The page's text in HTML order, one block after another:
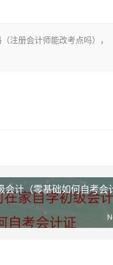
息不能更改，因而暂不
考试在哪里考都可以。
。报考注册会计师考试。
注册会计师能改考点吗），
会计（零基础如何自考会